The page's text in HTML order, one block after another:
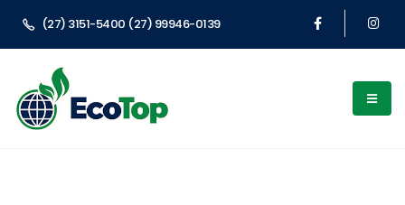
(27) 3151-5400 (27) 99946-0139